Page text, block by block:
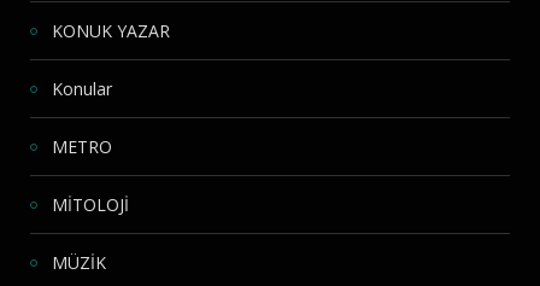
KONUK YAZAR
Konular
METRO
MİTOLOJİ
MÜZİK